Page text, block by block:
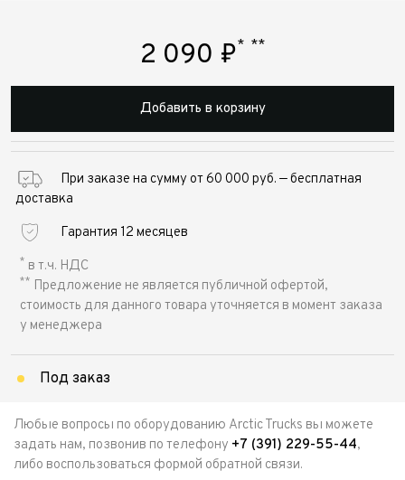
2 090 ₽* **
Добавить в корзину
При заказе на сумму от 60 000 руб. — бесплатная
доставка
Гарантия 12 месяцев
* в т.ч. НДС
** Предложение не является публичной офертой,
стоимость для данного товара уточняется в момент заказа
у менеджера
Под заказ
Любые вопросы по оборудованию Arctic Trucks вы можете
задать нам, позвонив по телефону +7 (391) 229-55-44,
либо воспользоваться формой обратной связи.